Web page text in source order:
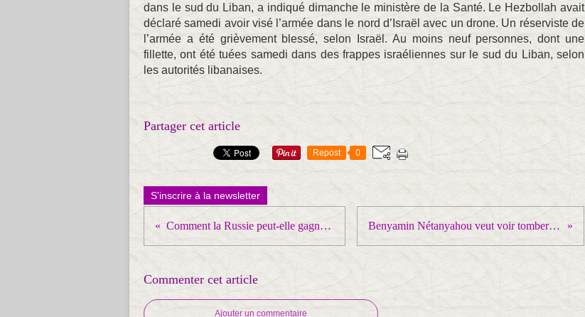
dans le sud du Liban, a indiqué dimanche le ministère de la Santé. Le Hezbollah avait
déclaré samedi avoir visé l’armée dans le nord d’Israël avec un drone. Un réserviste de
l’armée a été grièvement blessé, selon Israël. Au moins neuf personnes, dont une
fillette, ont été tuées samedi dans des frappes israéliennes sur le sud du Liban, selon
les autorités libanaises.
Partager cet article
Repost 0
S'inscrire à la newsletter
Comment la Russie peut-elle gagner une nouvelle guerre mondiale ? Benyamin Nétanyahou veut voir tomber le pouvoir iranien et ses « supplétifs »
Commenter cet article
Ajouter un commentaire